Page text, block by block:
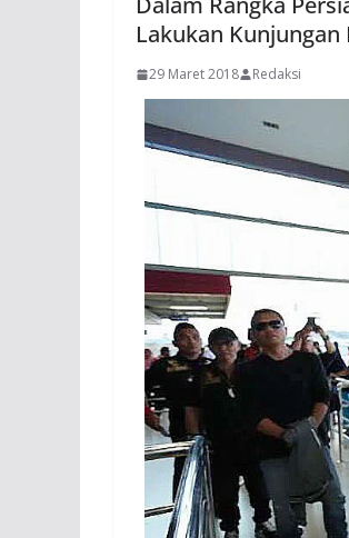
Lakukan Kunjungan
29 Maret 2018 Redaksi